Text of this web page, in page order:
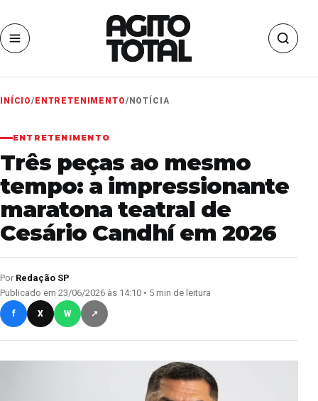
INÍCIO/ ENTRETENIMENTO/ NOTÍCIA
ENTRETENIMENTO
Três peças ao mesmo
tempo: a impressionante
maratona teatral de
Cesário Candhí em 2026
Por Redação SP
Publicado em 23/06/2026 às 14:10 • 5 min de leitura
f X W ↗